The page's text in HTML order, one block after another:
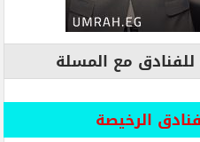
مع المسلة
الرخيصة